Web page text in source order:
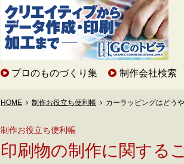
プロのものづくり集 制作会社検索
HOME 制作お役立ち便利帳 カーラッピングはどう
制作お役立ち便利帳
印刷物の制作に関する